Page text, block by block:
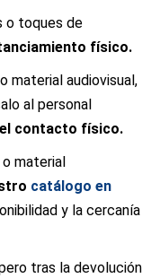
o toques de
físico.
material audiovisual,
al personal
contacto físico.
material
catálogo en
y la cercanía
tras la devolución